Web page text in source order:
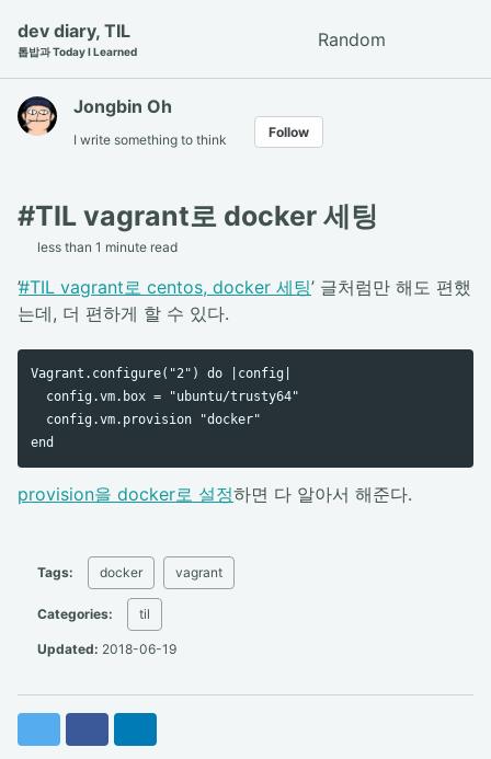
navigation
dev diary, TIL
톱밥과 Today I Learned
Random
Jongbin Oh
I write something to think Follow
#TIL vagrant로 docker 세팅
less than 1 minute read
’#TIL vagrant로 centos, docker 세팅’ 글처럼만 해도 편했
는데, 더 편하게 할 수 있다.
Vagrant.configure("2") do |config|
  config.vm.box = "ubuntu/trusty64"
  config.vm.provision "docker"
provision을 docker로 설정하면 다 알아서 해준다.
Tags: docker vagrant
Categories: til
Updated: 2018-06-19